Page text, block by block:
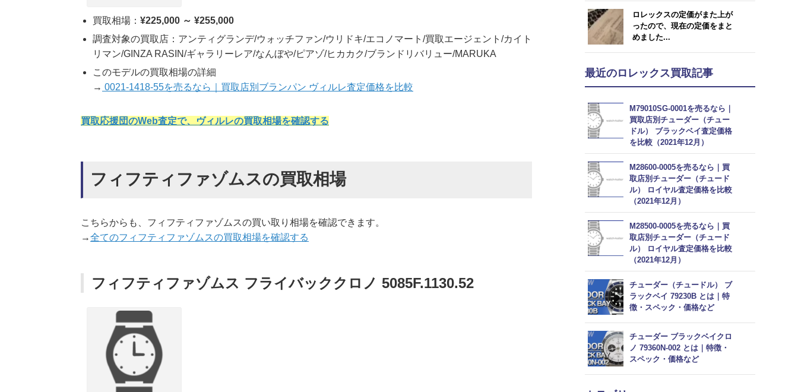
買取相場： ¥225,000 ～ ¥255,000
調査対象の買取店：アンティグランデ/ウォッチファン/ウリドキ/エコノマート/買取エージェント/カイト
リマン/GINZA RASIN/ギャラリーレア/なんぼや/ピアゾ/ヒカカク/ブランドリバリュー/MARUKA
このモデルの買取相場の詳細
→ 0021-1418-55を売るなら｜買取店別ブランパン ヴィルレ査定価格を比較
買取応援団のWeb査定で、ヴィルレの買取相場を確認する
フィフティファゾムスの買取相場
こちらからも、フィフティファゾムスの買い取り相場を確認できます。
→全てのフィフティファゾムスの買取相場を確認する
フィフティファゾムス フライバッククロノ 5085F.1130.52
ロレックスの定価がまた上が
ったので、現在の定価をまと
めました...
最近のロレックス買取記事
M79010SG-0001を売るなら｜
買取店別チューダー（チュー
ドル） ブラックベイ査定価格
を比較（2021年12月）
M28600-0005を売るなら｜買
取店別チューダー（チュード
ル） ロイヤル査定価格を比較
（2021年12月）
M28500-0005を売るなら｜買
取店別チューダー（チュード
ル） ロイヤル査定価格を比較
（2021年12月）
チューダー（チュードル） ブ
ラックベイ 79230B とは｜特
徴・スペック・価格など
チューダー ブラックベイクロ
ノ 79360N-002 とは｜特徴・
スペック・価格など